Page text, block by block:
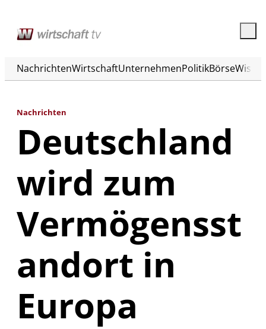
NachrichtenWirtschaftUnternehmenPolitikBörse
Nachrichten
Deutschland
wird zum
Vermögensst
andort in
Europa